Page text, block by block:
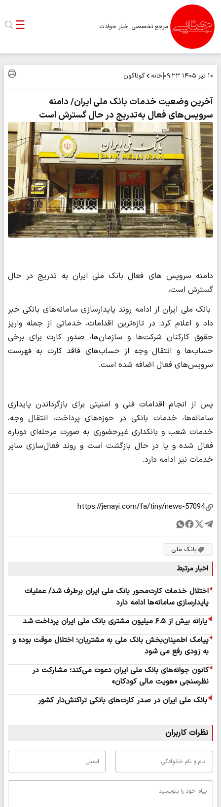
مرجع تخصصی اخبار حوادث
۱۰ تیر ۱۴۰۵ ۰۹:۲۳ خانه گوناگون
آخرین وضعیت خدمات بانک ملی ایران/ دامنه
سرویس‌های فعال به‌تدریج در حال گسترش است
دامنه سرویس های فعال بانک ملی ایران به تدریج در حال
گسترش است،
بانک ملی ایران از ادامه روند پایدارسازی سامانه‌های بانکی خبر
داد و اعلام کرد: در تازه‌ترین اقدامات، خدماتی از جمله واریز
حقوق کارکنان شرکت‌ها و سازمان‌ها، صدور کارت برای برخی
حساب‌ها و انتقال وجه از حساب‌های فاقد کارت به فهرست
سرویس‌های فعال اضافه شده است.
پس از انجام اقدامات فنی و امنیتی برای بازگرداندن پایداری
سامانه‌ها، خدمات بانکی در حوزه‌های پرداخت، انتقال وجه،
خدمات شعب و بانکداری غیرحضوری به ‌صورت مرحله‌ای دوباره
فعال شده و یا در حال بازگشت است و روند فعال‌سازی سایر
خدمات نیز ادامه دارد.
بانک ملی
اخبار مرتبط
اختلال خدمات کارت‌محور بانک ملی ایران برطرف شد/ عملیات
پایدارسازی سامانه‌ها ادامه دارد
یارانه بیش از ۶.۵ میلیون مشتری بانک ملی ایران پرداخت شد
پیامک اطمینان‌بخش بانک ملی به مشتریان؛ اختلال موقت بوده و
به زودی رفع می شود
کانون جوانه‌های بانک ملی ایران دعوت می‌کند؛ مشارکت در
نظرسنجی «هویت مالی کودکان»
بانک ملی ایران در صدر کارت‌های بانکی تراکنش‌دار کشور
نظرات کاربران